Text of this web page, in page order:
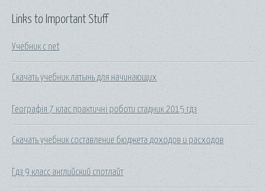
Links to Important Stuff
Учебник c net
Скачать учебник латынь для начинающих
Географія 7 клас практичні роботи стадник 2015 гдз
Скачать учебник составление бюджета доходов и расходов
Гдз 9 класс английский спотлайт